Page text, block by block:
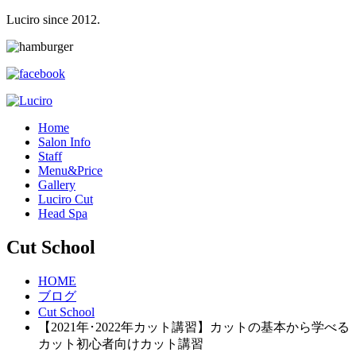
Luciro since 2012.
Home
Salon Info
Staff
Menu&Price
Gallery
Luciro Cut
Head Spa
Cut School
HOME
ブログ
Cut School
【2021年･2022年カット講習】カットの基本から学べる
カット初心者向けカット講習